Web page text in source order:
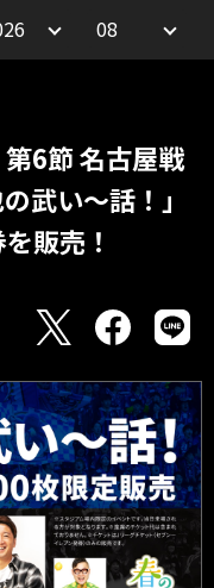
6節 名古屋戦
武い～話！」
販売！